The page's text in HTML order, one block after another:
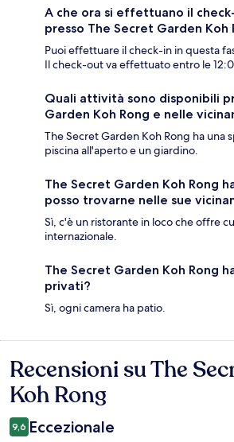
A che ora si effettuano il
presso The Secret Garden Koh
Puoi effettuare il check-in in questa
Il check-out va effettuato entro le
Quali attività sono disponibili
Garden Koh Rong e nelle
The Secret Garden Koh Rong ha una
piscina all'aperto e un giardino.
The Secret Garden Koh Rong
posso trovarne nelle sue
Sì, c'è un ristorante in loco che offre
internazionale.
The Secret Garden Koh Rong
privati?
Sì, ogni camera ha patio.
Recensioni
Recensioni su The
Koh Rong
9,6 Eccezionale